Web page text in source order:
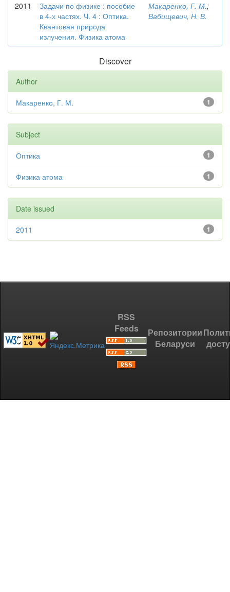
2011
Задачи по физике : пособие
в 4-х частях. Ч. 4 : Оптика.
Квантовая природа
излучения. Физика атома
Макаренко, Г. М.;
Вабищевич, Н. В.
Discover
Author
1
Макаренко, Г. М.
Subject
1
Оптика
1
Физика атома
Date issued
1
2011
RSS
Feeds
Репозитории
Беларуси